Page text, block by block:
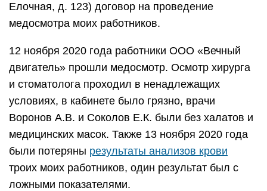
Елочная, д. 123) договор на проведение
медосмотра моих работников.
12 ноября 2020 года работники ООО «Вечный
двигатель» прошли медосмотр. Осмотр хирурга
и стоматолога проходил в ненадлежащих
условиях, в кабинете было грязно, врачи
Воронов А.В. и Соколов Е.К. были без халатов и
медицинских масок. Также 13 ноября 2020 года
были потеряны результаты анализов крови
троих моих работников, один результат был с
ложными показателями.